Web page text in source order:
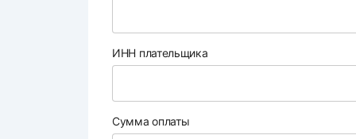
ИНН плательщика
Сумма оплаты